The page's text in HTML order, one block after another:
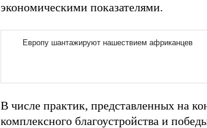
экономическими показателями.
В числе практик, представленных на
комплексного благоустройства и